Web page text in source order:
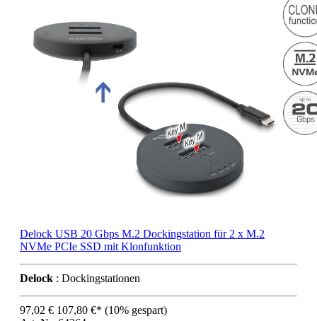
Delock USB 20 Gbps M.2 Dockingstation für 2 x M.2
NVMe PCIe SSD mit Klonfunktion
Delock : Dockingstationen
97,02 € 107,80 €* (10% gespart)